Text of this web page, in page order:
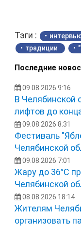
Тэги :
традиции
Последние
09.08.2026 9:16
В Челябинской
лифтов до
09.08.2026 8:31
Фестиваль
Челябинской
09.08.2026 7:01
Жару до 36°С
Челябинской
08.08.2026 18:14
Жителям
организовать